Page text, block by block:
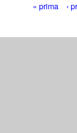
« prima ‹